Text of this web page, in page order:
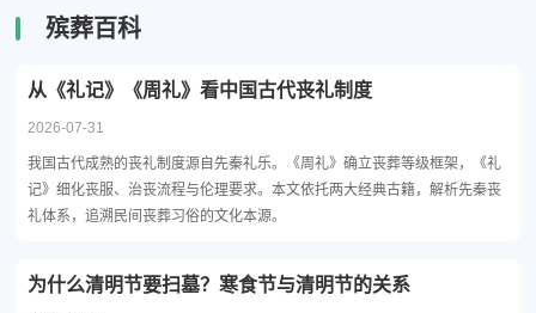
殡葬百科
从《礼记》《周礼》看中国古代丧礼制度
2026-07-31
我国古代成熟的丧礼制度源自先秦礼乐。《周礼》确立丧葬等级框架，《礼
记》细化丧服、治丧流程与伦理要求。本文依托两大经典古籍，解析先秦丧
礼体系，追溯民间丧葬习俗的文化本源。
为什么清明节要扫墓？寒食节与清明节的关系